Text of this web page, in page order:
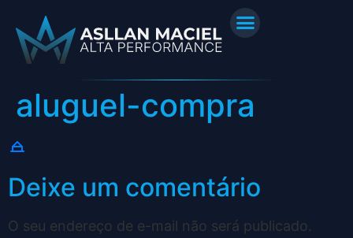
aluguel-compra
Deixe um comentário
O seu endereço de e-mail não será publicado.